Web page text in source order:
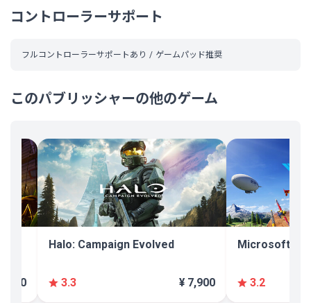
コントローラーサポート
フルコントローラーサポートあり ゲームパッド推奨
このパブリッシャーの他のゲーム
Halo: Campaign Evolved
3.3 ¥ 7,900
Microsoft
3.2